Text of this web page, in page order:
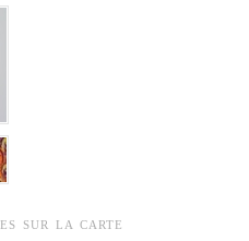
SUR LA CARTE